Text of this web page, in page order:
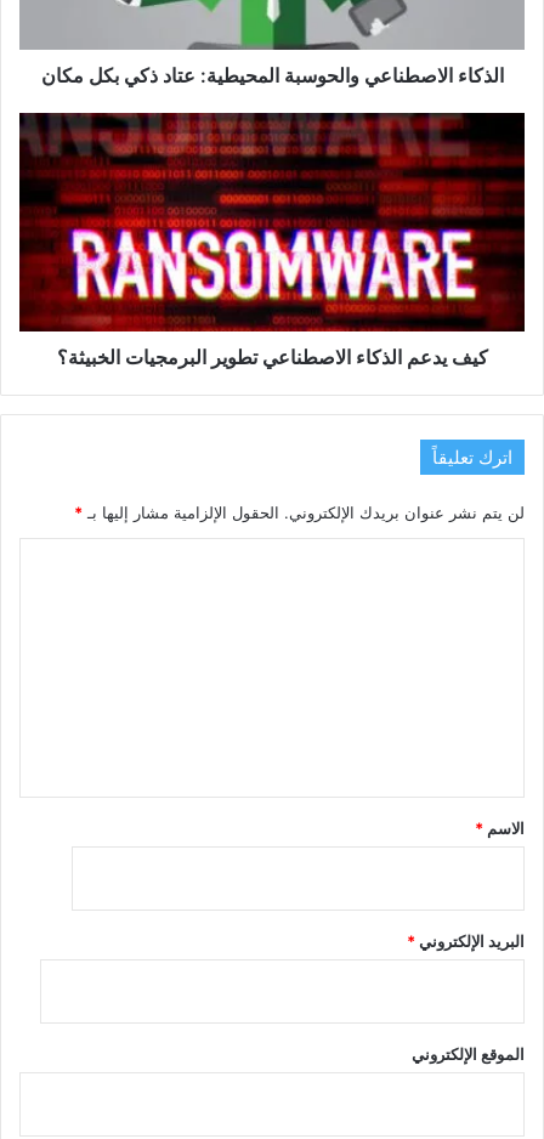
الذكاء الاصطناعي والحوسبة المحيطية: عتاد ذكي بكل مكان
يدعم
الذكاء
الاصطناعي
تطوير
البرمجيات
الخبيثة؟
كيف يدعم الذكاء الاصطناعي تطوير البرمجيات الخبيثة؟
اترك تعليقاً
لن يتم نشر عنوان بريدك الإلكتروني. الحقول الإلزامية مشار إليها بـ*
الاسم *
البريد الإلكتروني*
الموقع الإلكتروني